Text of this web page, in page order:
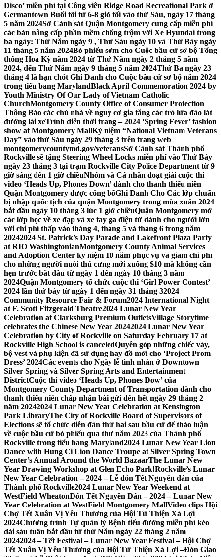
Disco’ miễn phí tại Công viên Ridge Road Recreational Park ở
Germantown Buổi tối từ 6-8 giờ tối vào thứ Sáu, ngày 17 tháng
5 năm 2024Sở Cảnh sát Quận Montgomery cung cấp miễn phí
các bản nâng cấp phần mềm chống trộm với Xe Hyundai trong
ba ngày: Thứ Năm ngày 9 , Thứ Sáu ngày 10 và Thứ Bảy ngày
11 tháng 5 năm 2024Bỏ phiếu sớm cho Cuộc bầu cử sơ bộ Tổng
thống Hoa Kỳ năm 2024 từ Thứ Năm ngày 2 tháng 5 năm
2024, đến Thứ Năm ngày 9 tháng 5 năm 2024Thứ Ba ngày 23
tháng 4 là hạn chót Ghi Danh cho Cuộc bầu cử sơ bộ năm 2024
trong tiểu bang MarylandBlack April Commemoration 2024 by
Youth Ministry Of Our Lady of Vietnam Catholic
ChurchMontgomery County Office of Consumer Protection
Thông Báo các chủ nhà về nguy cơ gia tăng các trò lừa đảo lát
đường lái xeTrình diễn thời trang – 2024 ‘Spring Fever’ fashion
show at Montgomery MallKỷ niệm “National Vietnam Veterans
Day” vào thứ Sáu ngày 29 tháng 3 trên trang web
montgomerycountymd.gov/veteransSở Cảnh sát Thành phố
Rockville sẽ tặng Steering Wheel Locks miễn phí vào Thứ Bảy
ngày 23 tháng 3 tại trạm Rockville City Police Department từ 9
giờ sáng đến 1 giờ chiềuNhóm và Cá nhân đoạt giải cuộc thi
video ‘Heads Up, Phones Down’ dành cho thanh thiếu niên
Quận Montgomery được công bốGhi Danh Cho Các lớp chuẩn
bị nhập quốc tịch của quận Montgomery trong mùa xuân 2024
bắt đầu ngày 10 tháng 3 lúc 1 giờ chiềuQuận Montgomery mở
các lớp học về xe đạp và xe tay ga điện tử dành cho người lớn
với chi phí thấp vào tháng 4, tháng 5 và tháng 6 trong năm
20242024 St. Patrick’s Day Parade and Lakefront Plaza Party
at RIO WashingtonianMontgomery County Animal Services
and Adoption Center kỷ niệm 10 năm phục vụ và giảm chi phí
cho những người nuôi thú cưng mới xuống $10 mà không cần
hẹn trước bắt đầu từ ngày 1 đến ngày 10 tháng 3 năm
2024Quận Montgomery tổ chức cuộc thi ‘Girl Power Contest’
2024 lần thứ bảy từ ngày 1 đến ngày 31 tháng 32024
Community Resource Fair & Forum2024 International Night
at F. Scott Fitzgerald Theatre2024 Lunar New Year
Celebration at Clarksburg Premium OutletsVillage Storytime
celebrates the Chinese New Year 20242024 Lunar New Year
Celebration by City of Rockville on Saturday February 17 at
Rockville High School is canceledQuyên góp những chiếc váy,
bộ vest và phụ kiện đã sử dụng hay đồ mới cho ‘Project Prom
Dress’ 2024Các events cho Ngày lễ tình nhân ở Downtown
Silver Spring và Silver Spring Arts and Entertainment
DistrictCuộc thi video ‘Heads Up, Phones Dow’ của
Montgomery County Department of Transportation dành cho
thanh thiếu niên chấp nhận bài gửi đến hết ngày 29 tháng 2
năm 20242024 Lunar New Year Celebration at Kensington
Park LibraryThe City of Rockville Board of Supervisors of
Elections sẽ tổ chức diễn đàn thứ hai sau bầu cử để thảo luận
về cuộc bầu cử bỏ phiếu qua thư năm 2023 của Thành phố
Rockville trong tiểu bang Maryland2024 Lunar New Year Lion
Dance with Hung Ci Lion Dance Troupe at Silver Spring Town
Center’s Annual Around the World BazaarThe Lunar New
Year Drawing Workshop at Glen Echo Park!Rockville’s Lunar
New Year Celebration – 2024 – Lễ đón Tết Nguyên đán của
Thành phố Rockville2024 Lunar New Year Weekend at
WestField WheatonĐón Tết Nguyên Đán – 2024 – Lunar New
Year Celebration at WestField Montgomery MallVideo clips Hội
Chợ Tết Xuân Vị Yêu Thương của Hội Từ Thiện Xá Lợi
2024Chương trình Tự quản lý Bệnh tiểu đường miễn phí kéo
dài sáu tuần bắt đầu từ thứ Năm ngày 22 tháng 2 năm
20242024 – Tết Festival – Lunar New Year Festival – Hội Chợ
Tết Xuân Vị Yêu Thương của Hội Từ Thiện Xá Lợi –Đón Giao